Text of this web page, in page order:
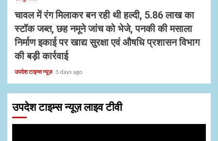
चावल में रंग मिलाकर बन रही थी हल्दी, 5.86 लाख का
स्टॉक जब्त, छह नमूने जांच को भेजे, पनकी की मसाला
निर्माण इकाई पर खाद्य सुरक्षा एवं औषधि प्रशासन विभाग
की बड़ी कार्रवाई
उपदेश टाइम्स न्यूज़ 5 days ago
उपदेश टाइम्स न्यूज़ लाइव टीवी